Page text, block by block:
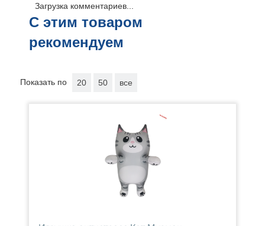
Загрузка комментариев...
С этим товаром
рекомендуем
Показать по 20 50 все